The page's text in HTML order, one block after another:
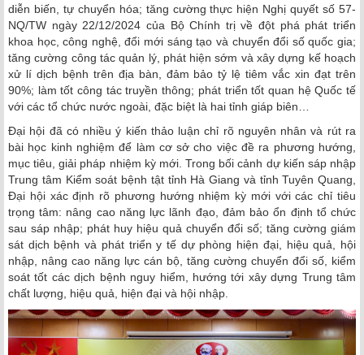
diễn biến, tự chuyển hóa; tăng cường thực hiện Nghị quyết số 57-
NQ/TW ngày 22/12/2024 của Bộ Chính trị về đột phá phát triển
khoa học, công nghệ, đổi mới sáng tạo và chuyển đổi số quốc gia;
tăng cường công tác quản lý, phát hiện sớm và xây dựng kế hoạch
xử lí dịch bệnh trên địa bàn, đảm bảo tỷ lệ tiêm vắc xin đạt trên
90%; làm tốt công tác truyền thông; phát triển tốt quan hệ Quốc tế
với các tổ chức nước ngoài, đặc biệt là hai tỉnh giáp biên…
Đại hội đã có nhiều ý kiến thảo luận chỉ rõ nguyên nhân và rút ra
bài học kinh nghiệm để làm cơ sở cho việc đề ra phương hướng,
mục tiêu, giải pháp nhiệm kỳ mới. Trong bối cảnh dự kiến sáp nhập
Trung tâm Kiểm soát bệnh tật tỉnh Hà Giang và tỉnh Tuyên Quang,
Đại hội xác định rõ phương hướng nhiệm kỳ mới với các chỉ tiêu
trọng tâm: nâng cao năng lực lãnh đạo, đảm bảo ổn định tổ chức
sau sáp nhập; phát huy hiệu quả chuyển đổi số; tăng cường giám
sát dịch bệnh và phát triển y tế dự phòng hiện đại, hiệu quả, hội
nhập, nâng cao năng lực cán bộ, tăng cường chuyển đổi số, kiểm
soát tốt các dịch bệnh nguy hiểm, hướng tới xây dựng Trung tâm
chất lượng, hiệu quả, hiện đại và hội nhập.